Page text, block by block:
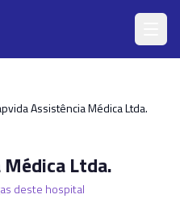
Assistência Médica Ltda.
Ltda.
deste hospital